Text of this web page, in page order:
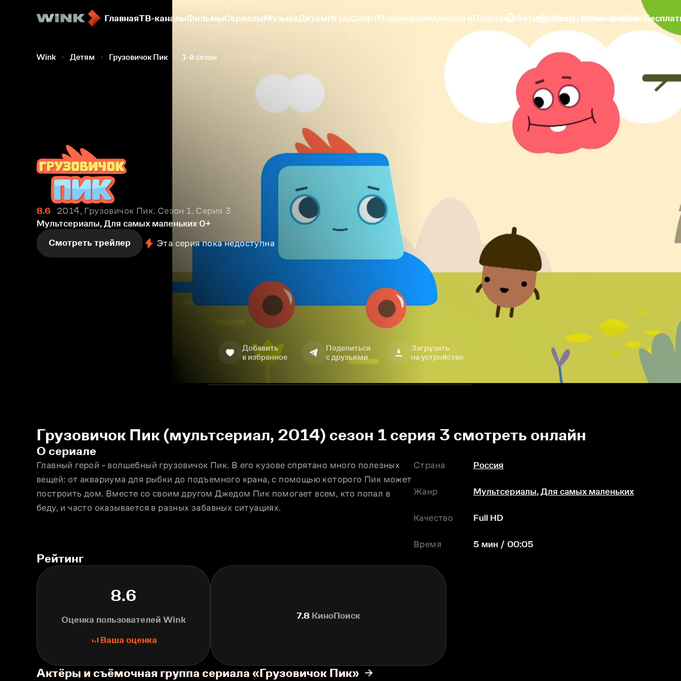
ГлавнаяТВ-каналыФильмыСериалыМузыкаДетямИгрыСпортПодпискиВидеоблогиПодборкиАктивировать промокодБлог
Вход | Регистрация
Wink Детям Грузовичок Пик 1-й сезон
8.6
2014, Грузовичок Пик. Сезон 1. Серия 3
Мультсериалы, Для самых маленьких 0+
Смотреть трейлер
Эта серия пока недоступна
Добавить
в избранное
Поделиться
с друзьями
Загрузить
на устройство
Грузовичок Пик (мультсериал, 2014) сезон 1 серия 3 смотреть онлайн
О сериале
Главный герой - волшебный грузовичок Пик. В его кузове спрятано много полезных
вещей: от аквариума для рыбки до подъемного крана, с помощью которого Пик может
построить дом. Вместе со своим другом Джедом Пик помогает всем, кто попал в
беду, и часто оказывается в разных забавных ситуациях.
Страна Россия
Жанр Мультсериалы, Для самых маленьких
Качество Full HD
Время 5 мин / 00:05
Рейтинг
8.6
Оценка пользователей Wink
Ваша оценка
7.8КиноПоиск
Актёры и съёмочная группа сериала «Грузовичок Пик»